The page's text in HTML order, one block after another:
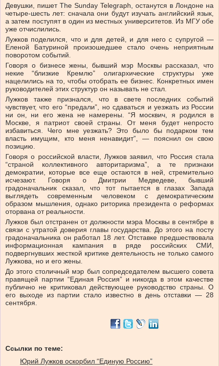
Девушки, пишет The Sunday Telegraph, останутся в Лондоне на
четыре-шесть лет: сначала они будут изучать английский язык,
а затем поступят в один из местных университетов. Из МГУ обе
уже отчислились.
Лужков поделился, что и для детей, и для него с супругой —
Еленой Батуриной произошедшее стало очень неприятным
поворотом событий.
Говоря о бизнесе жены, бывший мэр Москвы рассказал, что
некие “близкие Кремлю” олигархические структуры уже
нацелились на то, чтобы отобрать ее бизнес. Конкретных имен
руководителей этих структур он называть не стал.
Лужков также признался, что в свете последних событий
чувствует, что его “предали”, но сдаваться и уезжать из России
ни он, ни его жена не намерены. “Я москвич, я родился в
Москве, я патриот своей страны. От меня будет непросто
избавиться. Чего мне уезжать? Это было бы подарком тем
власть имущим, кто меня ненавидит”, — пояснил он свою
позицию.
Говоря о российской власти, Лужков заявил, что Россия стала
“страной коллективного авторитаризма”, а те признаки
демократии, которые все еще остаются в ней, стремительно
исчезают. Говоря о Дмитрии Медведеве, бывший
градоначальник сказал, что тот пытается в глазах Запада
выглядеть современным человеком с демократическим
образом мышления, однако риторика президента о реформах
оторвана от реальности.
Лужков был отстранен от должности мэра Москвы в сентябре в
связи с утратой доверия главы государства. До этого на посту
градоначальника он работал 18 лет. Отставке предшествовала
информационная кампания в ряде российских СМИ,
подвергнувших жесткой критике деятельность не только самого
Лужкова, но и его жены.
До этого столичный мэр был сопредседателем высшего совета
правящей партии “Единая Россия” и никогда в этом качестве
публично не критиковал действующее руководство страны. О
его выходе из партии стало известно в день отставки — 28
сентября.
Ссылки по теме:
Юрий Лужков оскорбил “Единую Россию”